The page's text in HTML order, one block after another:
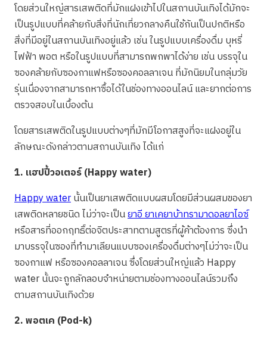
โดยส่วนใหญ่สารเสพติดที่มักแฝงเข้าไปในสถานบันเทิงได้มักจะ
เป็นรูปแบบที่คล้ายกับสิ่งที่นักเที่ยวกลางคืนใช้กันเป็นปกติหรือ
สิ่งที่มีอยู่ในสถานบันเทิงอยู่แล้ว เช่น ในรูปแบบเครื่องดื่ม บุหรี่
ไฟฟ้า พอต หรือในรูปแบบที่สามารถพกพาได้ง่าย เช่น บรรจุใน
ซองคล้ายกับซองกาแฟหรือซองคอลลาเจน ที่มักนิยมในกลุ่มวัย
รุ่นเนื่องจากสามารถหาซื้อได้ในช่องทางออนไลน์ และยากต่อการ
ตรวจสอบในเบื้องต้น
โดยสารเสพติดในรูปแบบต่างๆที่มักมีโอกาสสูงที่จะแฝงอยู่ใน
ลักษณะดังกล่าวตามสถานบันเทิง ได้แก่
1. แฮปปี้วอเตอร์ (Happy water)
Happy waterนั้นเป็นยาเสพติดแบบผสมโดยมีส่วนผสมของยา
เสพติดหลายชนิด ไม่ว่าจะเป็นยาอียาเคยาบ้าทรามาดอลยาไอซ์
หรือสารที่ออกฤทธิ์ต่อจิตประสาทตามสูตรที่ผู้ค้าต้องการ ซึ่งนำ
มาบรรจุในซองที่ทำมาเลียนแบบซองเครื่องดื่มต่างๆไม่ว่าจะเป็น
ซองกาแฟ หรือซองคอลลาเจน ซึ่งโดยส่วนใหญ่แล้ว Happy
water นั้นจะถูกลักลอบจำหน่ายตามช่องทางออนไลน์รวมถึง
ตามสถานบันเทิงด้วย
2. พอตเค (Pod-k)